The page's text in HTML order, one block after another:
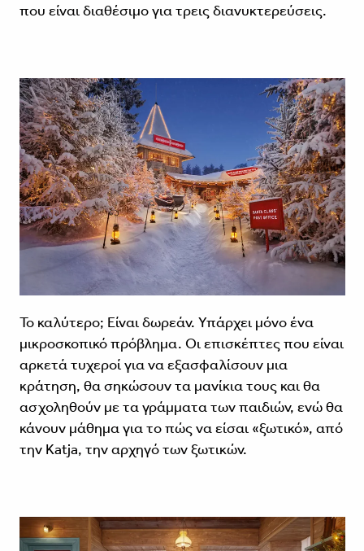
που είναι διαθέσιμο για τρεις διανυκτερεύσεις.
Το καλύτερο; Είναι δωρεάν. Υπάρχει μόνο ένα
μικροσκοπικό πρόβλημα. Οι επισκέπτες που είναι
αρκετά τυχεροί για να εξασφαλίσουν μια
κράτηση, θα σηκώσουν τα μανίκια τους και θα
ασχοληθούν με τα γράμματα των παιδιών, ενώ θα
κάνουν μάθημα για το πώς να είσαι «ξωτικό», από
την Katja, την αρχηγό των ξωτικών.